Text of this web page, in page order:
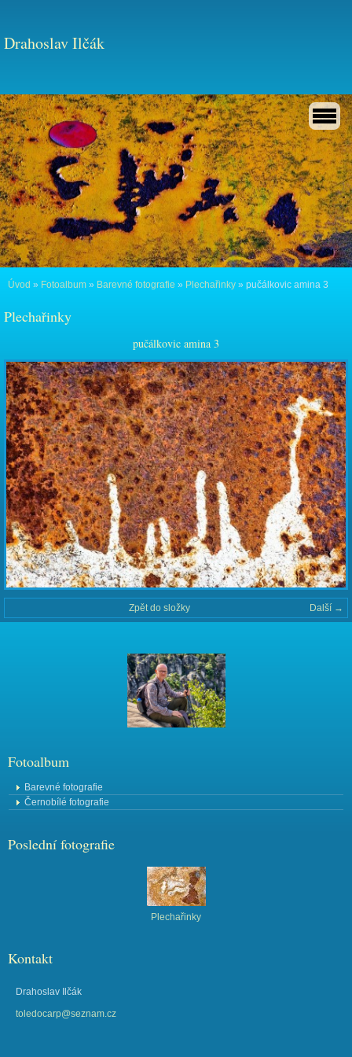
Drahoslav Ilčák
Úvod » Fotoalbum » Barevné fotografie » Plechařinky » pučálkovic amina 3
Plechařinky
pučálkovic amina 3
Další →
Zpět do složky
Fotoalbum
Barevné fotografie
Černobílé fotografie
Poslední fotografie
Plechařinky
Kontakt
Drahoslav Ilčák
toledocarp@seznam.cz